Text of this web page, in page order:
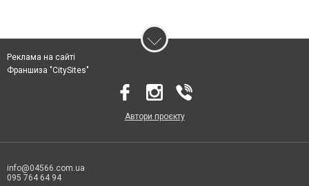
Реклама на сайті
Франшиза "CitySites"
Автори проєкту
info@04566.com.ua
095 764 64 94